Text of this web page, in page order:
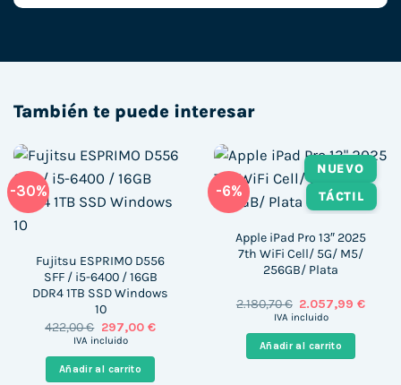
También te puede interesar
-30%
Fujitsu ESPRIMO D556
SFF / i5-6400 / 16GB
DDR4 1TB SSD Windows
10
422,00€ El
precio
era:
422,00 €.
297,00 €El
es:
297,00 €.
IVA incluido
Añadir al carrito
-6%
NUEVO
TÁCTIL
Apple iPad Pro 13″ 2025
7th WiFi Cell/ 5G/ M5/
256GB/ Plata
2.180,70€ El
precio
era:
2.180,70 €.
2.057,99€El
IVA incluido
Añadir al carrito